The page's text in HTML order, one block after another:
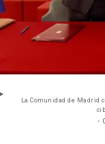
La Comunidad de Madrid
-